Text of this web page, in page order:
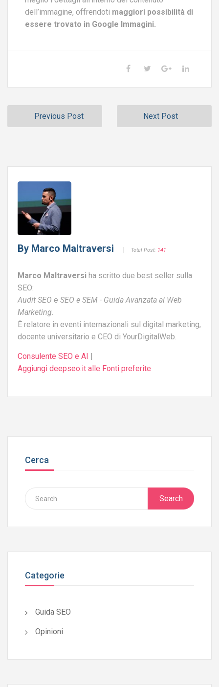
dell’immagine, offrendoti maggiori possibilità di
essere trovato in Google Immagini.
Previous Post Next Post
By Marco Maltraversi Total Post: 141
Marco Maltraversi ha scritto due best seller sulla
SEO:
Audit SEO e SEO e SEM - Guida Avanzata al Web
Marketing.
È relatore in eventi internazionali sul digital marketing,
docente universitario e CEO di YourDigitalWeb.
Consulente SEO e AI |
Aggiungi deepseo.it alle Fonti preferite
Cerca
Search
Categorie
Guida SEO
Opinioni